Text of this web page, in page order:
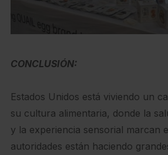
CONCLUSIÓN:
Estados Unidos está viviendo un
su cultura alimentaria, donde la
y la experiencia sensorial marcan
autoridades están haciendo